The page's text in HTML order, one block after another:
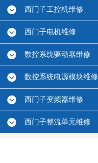
西门子工控机维修
西门子电机维修
数控系统驱动器维修
数控系统电源模块维修
西门子变频器维修
西门子整流单元维修